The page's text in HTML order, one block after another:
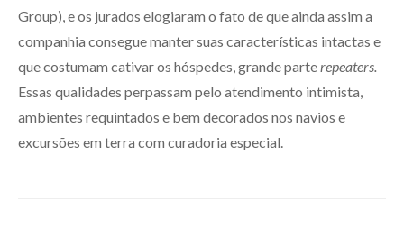
Group), e os jurados elogiaram o fato de que ainda assim a
companhia consegue manter suas características intactas e
que costumam cativar os hóspedes, grande parte repeaters.
Essas qualidades perpassam pelo atendimento intimista,
ambientes requintados e bem decorados nos navios e
excursões em terra com curadoria especial.